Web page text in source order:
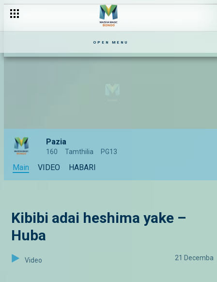
OPEN MENU
Pazia
160 Tamthilia PG13
Main VIDEO HABARI
Kibibi adai heshima yake –
Huba
Video 21 Decemba